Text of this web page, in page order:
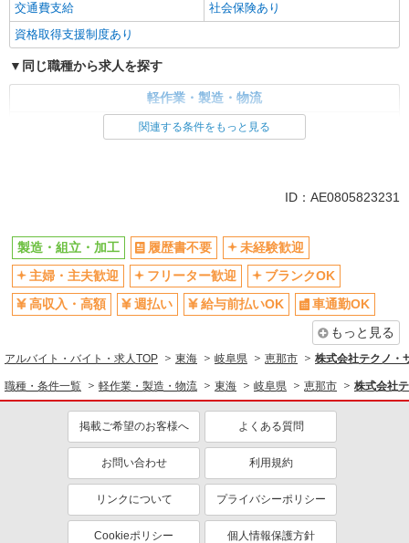
交通費支給
社会保険あり
資格取得支援制度あり
同じ職種から求人を探す
軽作業・製造・物流
関連する条件をもっと見る
ID：AE0805823231
製造・組立・加工 履歴書不要
未経験歓迎
主婦・主夫歓迎
フリーター歓迎
ブランクOK
高収入・高額
週払い 給与前払いOK
車通勤OK
もっと見る
アルバイト・バイト・求人TOP 東海 岐阜県 恵那市 株式会社テクノ・
職種・条件一覧 軽作業・製造・物流 東海 岐阜県 恵那市 株式会社
掲載ご希望のお客様へ よくある質問
お問い合わせ 利用規約
リンクについて プライバシーポリシー
Cookieポリシー 個人情報保護方針